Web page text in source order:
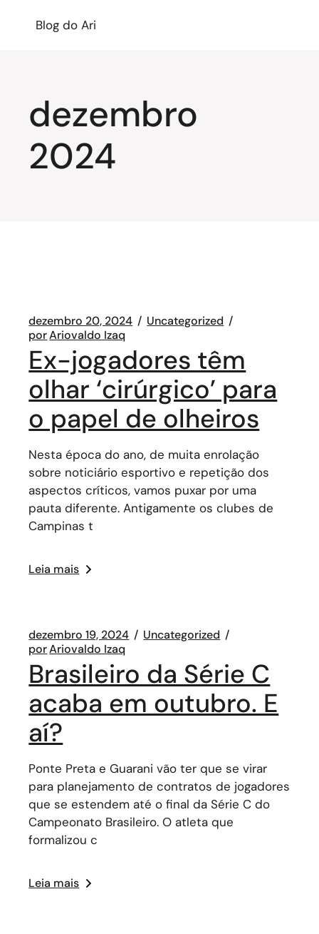
Blog do Ari
dezembro
2024
dezembro 20, 2024
Uncategorized
porAriovaldo Izaq
Ex-jogadores têm
olhar ‘cirúrgico’ para
o papel de olheiros
Nesta época do ano, de muita enrolação
sobre noticiário esportivo e repetição dos
aspectos críticos, vamos puxar por uma
pauta diferente. Antigamente os clubes de
Campinas t
Leia mais
dezembro 19, 2024
Uncategorized
porAriovaldo Izaq
Brasileiro da Série C
acaba em outubro. E
aí?
Ponte Preta e Guarani vão ter que se virar
para planejamento de contratos de jogadores
que se estendem até o final da Série C do
Campeonato Brasileiro. O atleta que
formalizou c
Leia mais